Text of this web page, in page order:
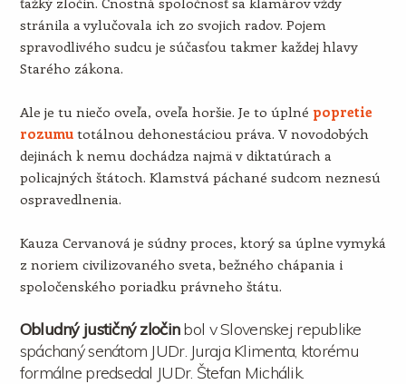
stránila a vylučovala ich zo svojich radov. Pojem
spravodlivého sudcu je súčasťou takmer každej hlavy
Starého zákona.
Ale je tu niečo oveľa, oveľa horšie. Je to úplné popretie
rozumutotálnou dehonestáciou práva. V novodobých
dejinách k nemu dochádza najmä v diktatúrach a
policajných štátoch. Klamstvá páchané sudcom neznesú
ospravedlnenia.
Kauza Cervanová je súdny proces, ktorý sa úplne vymyká
z noriem civilizovaného sveta, bežného chápania i
spoločenského poriadku právneho štátu.
Obludný justičný zločinbol v Slovenskej republike
spáchaný senátom JUDr. Juraja Klimenta, ktorému
formálne predsedal JUDr. Štefan Michálik.